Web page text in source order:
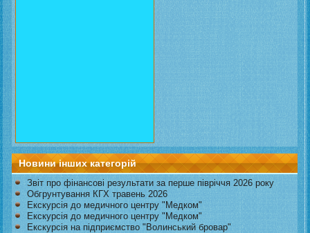
Новини інших категорій
Звіт про фінансові результати за перше півріччя 2026 року
Обгрунтування КГХ травень 2026
Екскурсія до медичного центру "Медком"
Екскурсія до медичного центру "Медком"
Екскурсія на підприємство "Волинський бровар"